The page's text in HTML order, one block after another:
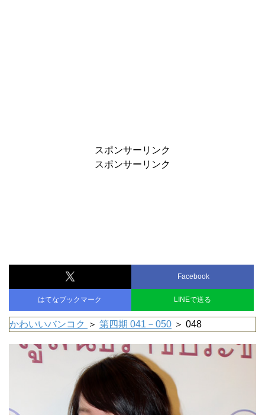
スポンサーリンク
スポンサーリンク
Facebook
はてなブックマーク LINEで送る
かわいいバンコク ＞ 第四期 041－050 ＞ 048